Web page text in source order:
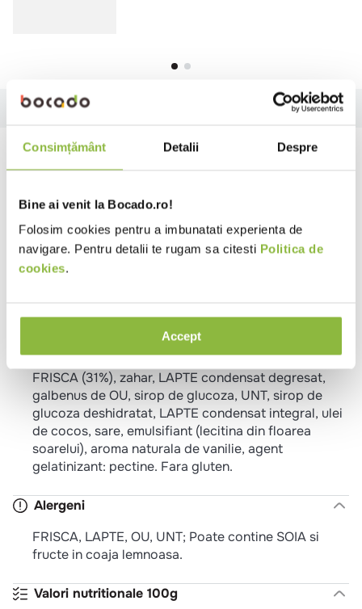
Consimțământ Detalii Despre
Bine ai venit la Bocado.ro!
Folosim cookies pentru a imbunatati experienta de
navigare. Pentru detalii te rugam sa citesti Politica de
cookies.
Accept
Specificatii Valori nutritionale
Specificatii
Format inghetata
Caserola
Aroma
FRISCA (31%), zahar, LAPTE condensat degresat,
galbenus de OU, sirop de glucoza, UNT, sirop de
glucoza deshidratat, LAPTE condensat integral, ulei
de cocos, sare, emulsifiant (lecitina din floarea
soarelui), aroma naturala de vanilie, agent
gelatinizant: pectine. Fara gluten.
Alergeni
FRISCA, LAPTE, OU, UNT; Poate contine SOIA si
fructe in coaja lemnoasa.
Valori nutritionale 100g